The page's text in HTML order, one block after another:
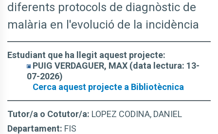
diferents protocols de diagnòstic de
malària en l'evolució de la incidència
Estudiant que ha llegit aquest projecte:
PUIG VERDAGUER, MAX (data lectura: 13-
07-2026)
Cerca aquest projecte a Bibliotècnica
Tutor/a o Cotutor/a: LOPEZ CODINA, DANIEL
Departament: FIS